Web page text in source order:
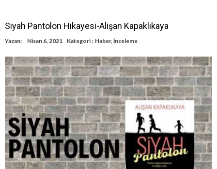
Siyah Pantolon Hikayesi-Alişan Kapaklıkaya
Yazan: Nisan 6, 2021 Kategori : Haber, İnceleme